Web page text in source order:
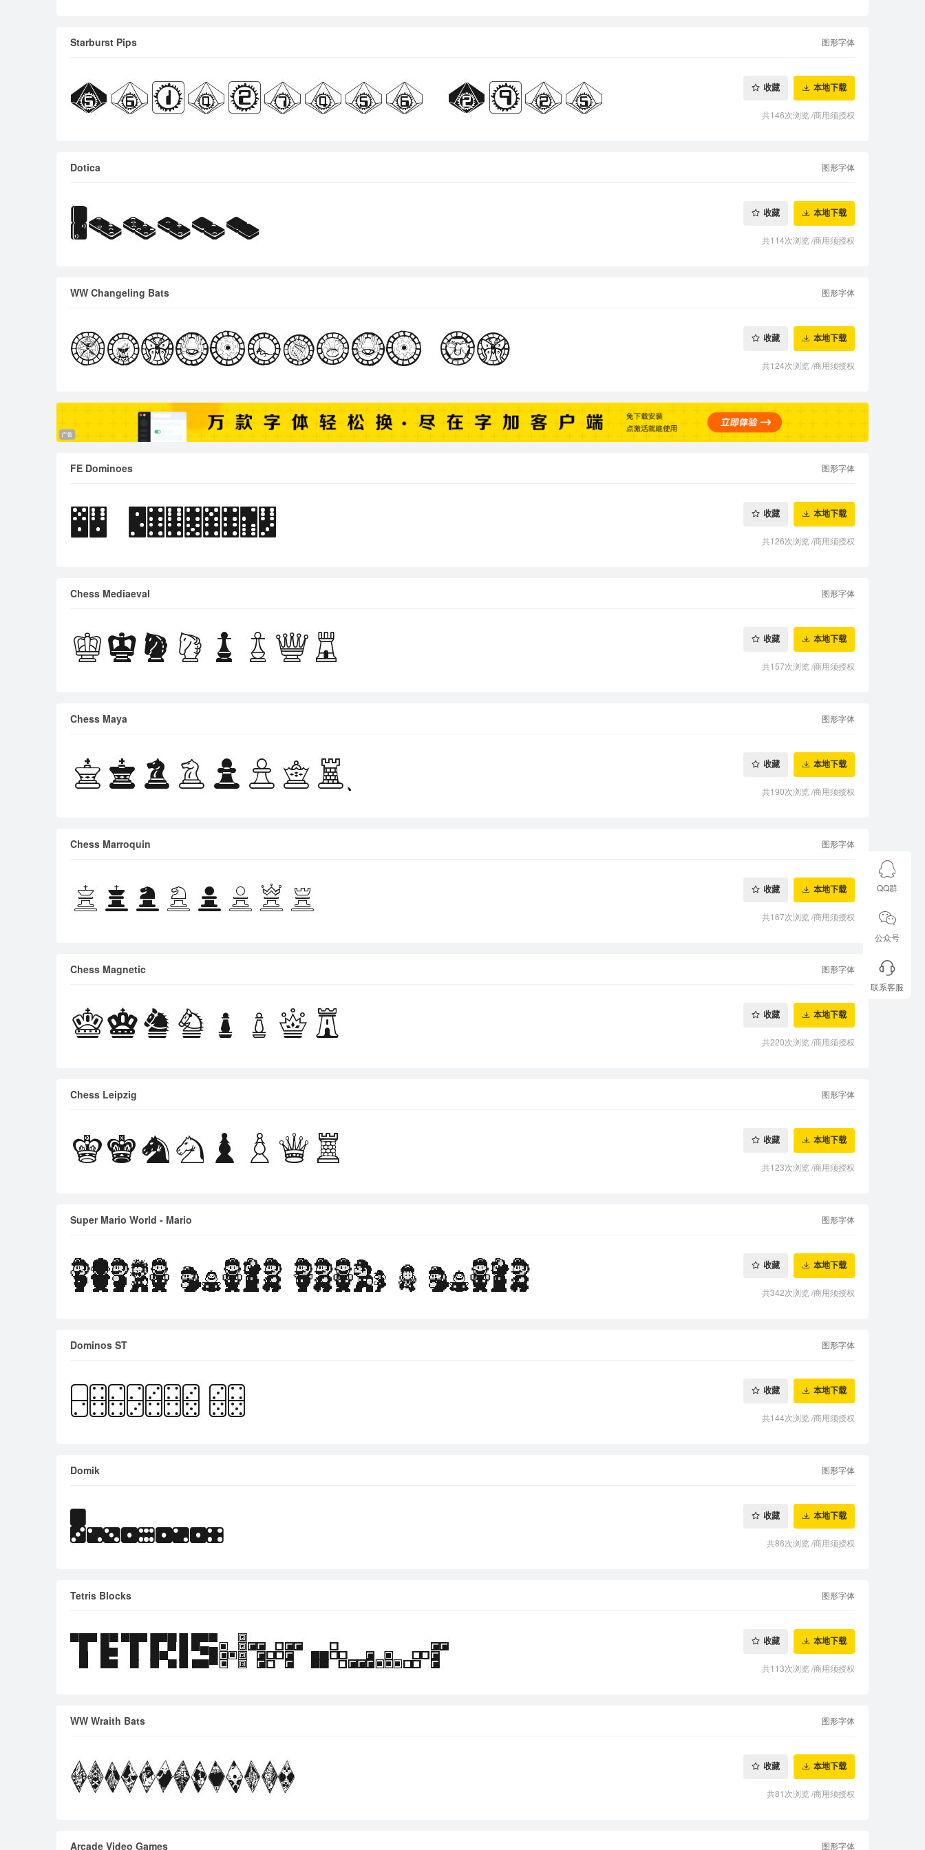
Starburst Pips 图形字体
收藏 本地下载
共146次浏览/商用须授权
Dotica 图形字体
收藏 本地下载
共114次浏览/商用须授权
WW Changeling Bats 图形字体
收藏 本地下载
共124次浏览/商用须授权
FE Dominoes 图形字体
收藏 本地下载
共126次浏览/商用须授权
Chess Mediaeval 图形字体
收藏 本地下载
共157次浏览/商用须授权
Chess Maya 图形字体
收藏 本地下载
共190次浏览/商用须授权
Chess Marroquin 图形字体
收藏 本地下载
共167次浏览/商用须授权
Chess Magnetic 图形字体
收藏 本地下载
共220次浏览/商用须授权
Chess Leipzig 图形字体
收藏 本地下载
共123次浏览/商用须授权
Super Mario World - Mario 图形字体
收藏 本地下载
共342次浏览/商用须授权
Dominos ST 图形字体
收藏 本地下载
共144次浏览/商用须授权
Domik 图形字体
收藏 本地下载
共86次浏览/商用须授权
Tetris Blocks 图形字体
收藏 本地下载
共113次浏览/商用须授权
WW Wraith Bats 图形字体
收藏 本地下载
共81次浏览/商用须授权
Arcade Video Games 图形字体
QQ群
公众号
联系客服